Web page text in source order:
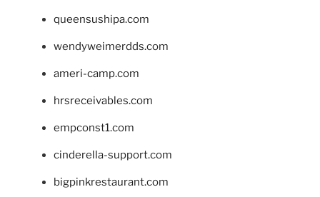
queensushipa.com
wendyweimerdds.com
ameri-camp.com
hrsreceivables.com
empconst1.com
cinderella-support.com
bigpinkrestaurant.com